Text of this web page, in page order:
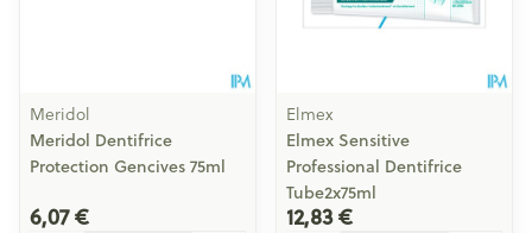
Meridol
Meridol Dentifrice
Protection Gencives 75ml
6,07 €
Elmex
Elmex Sensitive
Professional Dentifrice
Tube2x75ml
12,83 €